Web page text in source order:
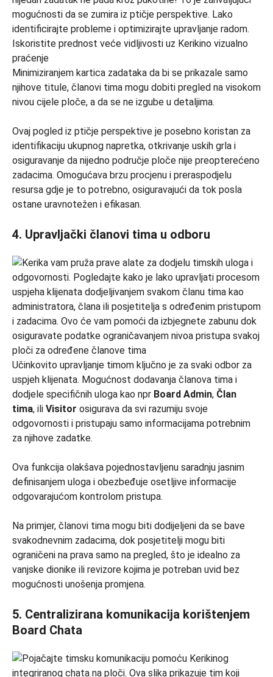
Minimiziranjem kartica zadataka da bi se prikazale samo
njihove titule, članovi tima mogu dobiti pregled na visokom
nivou cijele ploče, a da se ne izgube u detaljima.
Ovaj pogled iz ptičje perspektive je posebno koristan za
identifikaciju ukupnog napretka, otkrivanje uskih grla i
osiguravanje da nijedno područje ploče nije preopterećeno
zadacima. Omogućava brzu procjenu i preraspodjelu
resursa gdje je to potrebno, osiguravajući da tok posla
ostane uravnotežen i efikasan.
4. Upravljački članovi tima u odboru
Učinkovito upravljanje timom ključno je za svaki odbor za
uspjeh klijenata. Mogućnost dodavanja članova tima i
dodjele specifičnih uloga kao npr Board Admin, Član
tima, ili Visitor osigurava da svi razumiju svoje
odgovornosti i pristupaju samo informacijama potrebnim
za njihove zadatke.
Ova funkcija olakšava pojednostavljenu saradnju jasnim
definisanjem uloga i obezbeđuje osetljive informacije
odgovarajućom kontrolom pristupa.
Na primjer, članovi tima mogu biti dodijeljeni da se bave
svakodnevnim zadacima, dok posjetitelji mogu biti
ograničeni na prava samo na pregled, što je idealno za
vanjske dionike ili revizore kojima je potreban uvid bez
mogućnosti unošenja promjena.
5. Centralizirana komunikacija korištenjem
Board Chata